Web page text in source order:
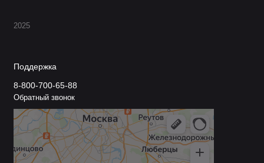
2025
Поддержка
8-800-700-65-88
Обратный звонок